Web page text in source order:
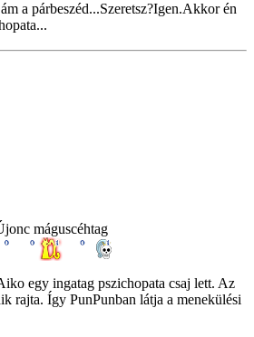
a párbeszéd...Szeretsz?Igen.Akkor én
máguscéhtag
egy ingatag pszichopata csaj lett. Az
rajta. Így PunPunban látja a menekülési